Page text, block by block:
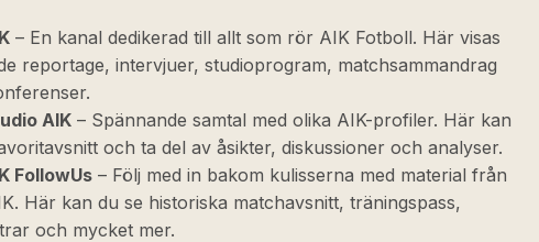
– En kanal dedikerad till allt som rör AIK Fotboll. Här visas
reportage, intervjuer, studioprogram, matchsammandrag
AIK – Spännande samtal med olika AIK-profiler. Här kan
och ta del av åsikter, diskussioner och analyser.
FollowUs – Följ med in bakom kulisserna med material från
Här kan du se historiska matchavsnitt, träningspass,
och mycket mer.